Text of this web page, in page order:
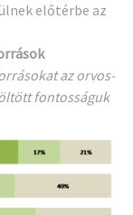
előtérbe az
az orvos-
fontosságuk